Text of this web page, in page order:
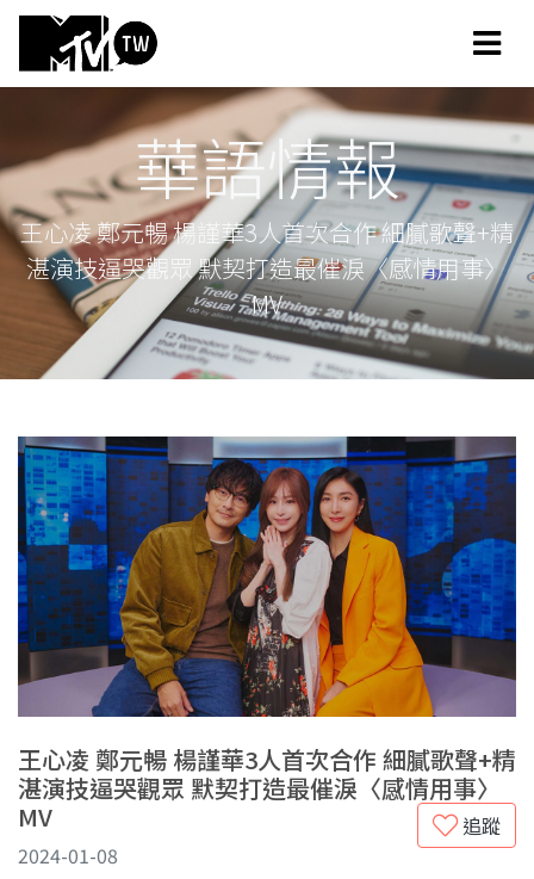
華語情報
王心凌 鄭元暢 楊謹華3人首次合作 細膩歌聲+精
湛演技逼哭觀眾 默契打造最催淚〈感情用事〉
MV
王心凌 鄭元暢 楊謹華3人首次合作 細膩歌聲+精
湛演技逼哭觀眾 默契打造最催淚〈感情用事〉
MV
追蹤
2024-01-08